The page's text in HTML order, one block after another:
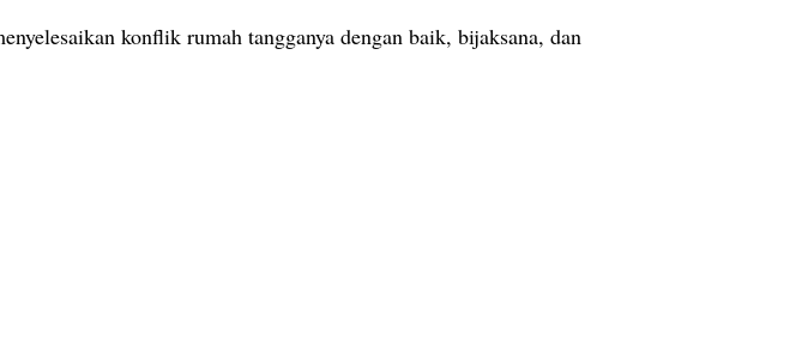
konflik rumah tangganya dengan baik, bijaksana, dan